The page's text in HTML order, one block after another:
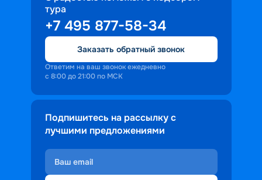
доброжелательность и заинтересованность
персонала корабля в каждом госте.
Ступая на борт теплохода, пассажиры
попадают в совершенно иную атмосферу,
где властвует тяга к приключениям и
открытиям.
тура
+7 495 877-58-34
Заказать обратный звонок
Ответим на ваш звонок ежедневно
с 8:00 до 21:00 по МСК
Подпишитесь на рассылку с
лучшими предложениями